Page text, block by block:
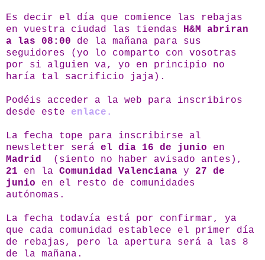
Es decir el día que comience las rebajas
en vuestra ciudad las tiendas H&M abriran
a las 08:00 de la mañana para sus
seguidores (yo lo comparto con vosotras
por si alguien va, yo en principio no
haría tal sacrificio jaja).
Podéis acceder a la web para inscribiros
desde este enlace.
La fecha tope para inscribirse al
newsletter será el día 16 de junio en
Madrid
(siento no haber avisado antes),
21 en la Comunidad Valenciana y 27 de
junio en el resto de comunidades
autónomas.
La fecha todavía está por confirmar, ya
que cada comunidad establece el primer día
de rebajas, pero la apertura será a las 8
de la mañana.